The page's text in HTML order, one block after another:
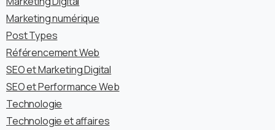
Marketing numérique
Post Types
Référencement Web
SEO et Marketing Digital
SEO et Performance Web
Technologie
Technologie et affaires